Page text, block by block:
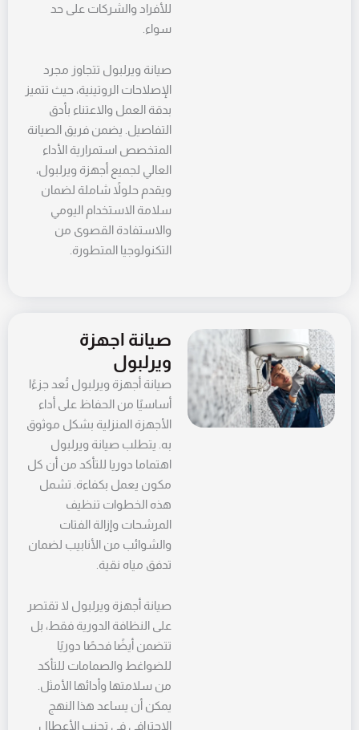
للأفراد والشركات على حد
سواء.
صيانة ويرلبول تتجاوز مجرد
الإصلاحات الروتينية، حيث تتميز
بدقة العمل والاعتناء بأدق
التفاصيل. يضمن فريق الصيانة
المتخصص استمرارية الأداء
العالي لجميع أجهزة ويرلبول،
ويقدم حلولاً شاملة لضمان
سلامة الاستخدام اليومي
والاستفادة القصوى من
التكنولوجيا المتطورة.
صيانة اجهزة
ويرلبول
صيانة أجهزة ويرلبول تُعد جزءًا
أساسيًا من الحفاظ على أداء
الأجهزة المنزلية بشكل موثوق
به. يتطلب صيانة ويرلبول
اهتماما دوريا للتأكد من أن كل
مكون يعمل بكفاءة. تشمل
هذه الخطوات تنظيف
المرشحات وإزالة الفتات
والشوائب من الأنابيب لضمان
تدفق مياه نقية.
صيانة أجهزة ويرلبول لا تقتصر
على النظافة الدورية فقط، بل
تتضمن أيضًا فحصًا دوريًا
للضواغط والصمامات للتأكد
من سلامتها وأدائها الأمثل.
يمكن أن يساعد هذا النهج
الاحترافي في تجنب الأعطال